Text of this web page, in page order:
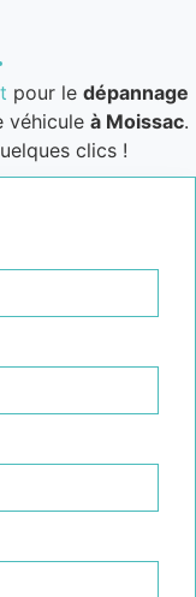
pour le dépannage
véhicule à Moissac.
clics !